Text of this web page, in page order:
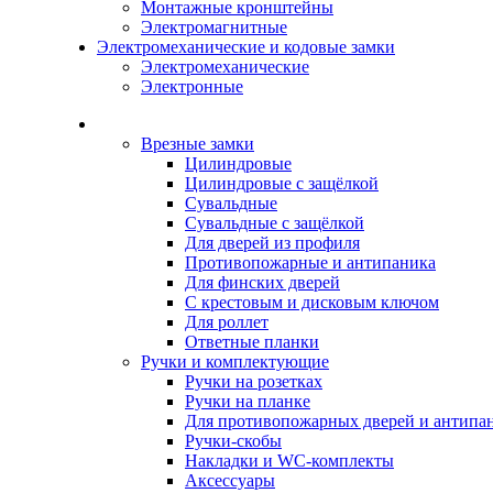
Монтажные кронштейны
Электромагнитные
Электромеханические и кодовые замки
Электромеханические
Электронные
Врезные замки
Цилиндровые
Цилиндровые с защёлкой
Сувальдные
Сувальдные с защёлкой
Для дверей из профиля
Противопожарные и антипаника
Для финских дверей
С крестовым и дисковым ключом
Для роллет
Ответные планки
Ручки и комплектующие
Ручки на розетках
Ручки на планке
Для противопожарных дверей и
Ручки-скобы
Накладки и WC-комплекты
Аксессуары